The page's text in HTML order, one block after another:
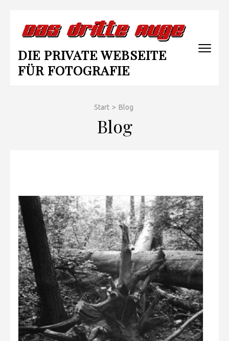
Inhalt
springen
(Enter
drücken)
DIE PRIVATE WEBSEITE
FÜR FOTOGRAFIE
Start > Blog
Blog